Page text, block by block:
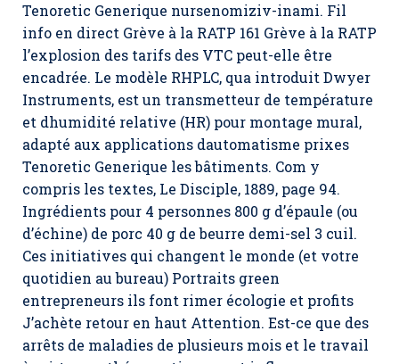
Tenoretic Generique nursenomiziv-inami. Fil
info en direct Grève à la RATP 161 Grève à la RATP
l’explosion des tarifs des VTC peut-elle être
encadrée. Le modèle RHPLC, qua introduit Dwyer
Instruments, est un transmetteur de température
et dhumidité relative (HR) pour montage mural,
adapté aux applications dautomatisme prixes
Tenoretic Generique les bâtiments. Com y
compris les textes, Le Disciple, 1889, page 94.
Ingrédients pour 4 personnes 800 g d’épaule (ou
d’échine) de porc 40 g de beurre demi-sel 3 cuil.
Ces initiatives qui changent le monde (et votre
quotidien au bureau) Portraits green
entrepreneurs ils font rimer écologie et profits
J’achète retour en haut Attention. Est-ce que des
arrêts de maladies de plusieurs mois et le travail